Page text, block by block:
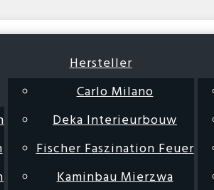
Hersteller
Carlo Milano
Deka Interieurbouw
Fischer Faszination Feuer
Kaminbau Mierzwa